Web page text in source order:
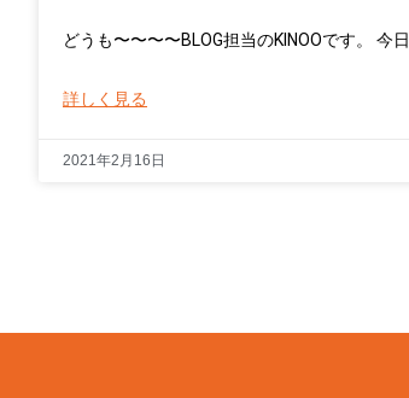
どうも〜〜〜〜BLOG担当のKINOOです。 今日
詳しく見る
2021年2月16日